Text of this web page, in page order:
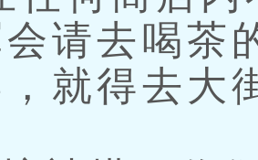
会请去喝茶
就得去大